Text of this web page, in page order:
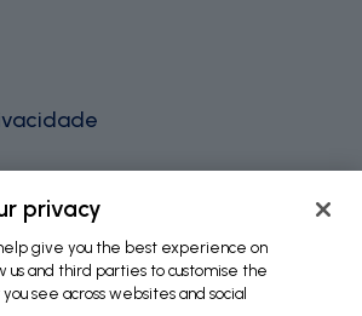
privacy
give you the best experience on
us and third parties to customise the
see across websites and social